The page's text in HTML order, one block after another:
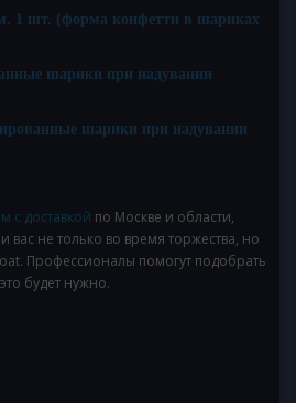
1 шт. (форма конфетти в шариках
шарики при надувании
шарики при надувании
с доставкой по Москве и области,
вас не только во время торжества, но
Профессионалы помогут подобрать
будет нужно.